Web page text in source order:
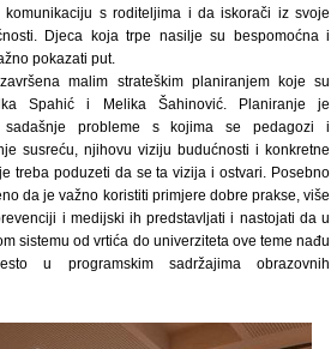
komunikaciju s roditeljima i da iskorači iz svoje
Djeca koja trpe nasilje su bespomoćna i
pokazati put.
malim strateškim planiranjem koje su
Spahić i Melika Šahinović. Planiranje je
sadašnje probleme s kojima se pedagozi i
susreću, njihovu viziju budućnosti i konkretne
treba poduzeti da se ta vizija i ostvari. Posebno
da je važno koristiti primjere dobre prakse, više
i medijski ih predstavljati i nastojati da u
sistemu od vrtića do univerziteta ove teme nađu
u programskim sadržajima obrazovnih